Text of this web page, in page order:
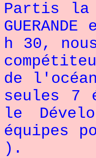
Partis la
h 30,
de
seules 7
le
équipes
).